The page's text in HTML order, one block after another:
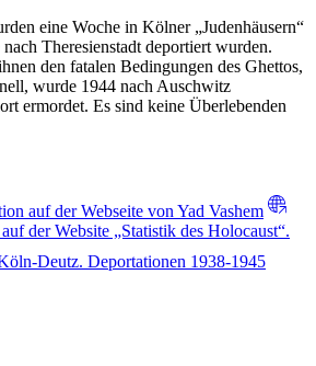
eine Woche in Kölner „Judenhäusern“
Theresienstadt deportiert wurden.
den fatalen Bedingungen des Ghettos,
wurde 1944 nach Auschwitz
ermordet. Es sind keine Überlebenden
auf der Webseite von Yad Vashem
der Website „Statistik des Holocaust“.
Deutz. Deportationen 1938-1945